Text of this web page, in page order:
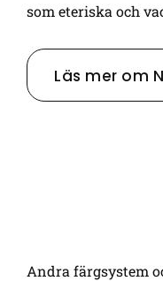
som eteriska och
Läs mer om
Andra färgsystem